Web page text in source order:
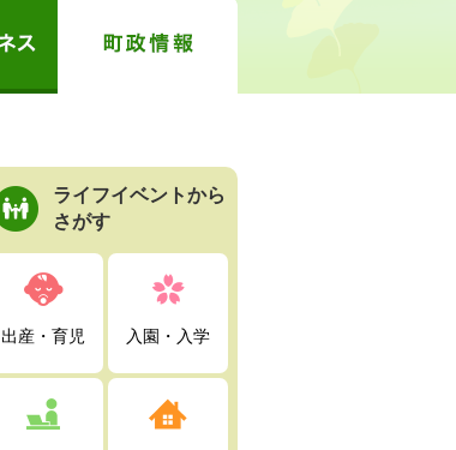
ライフイベントから
さがす
出産・育児 入園・入学